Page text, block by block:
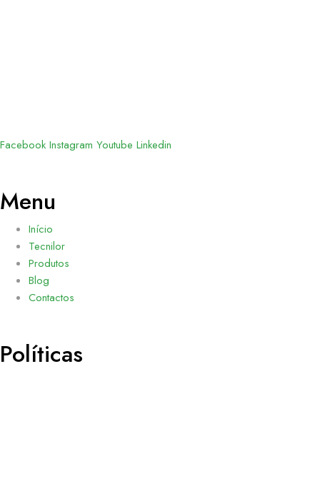
Facebook Instagram Youtube Linkedin
Menu
Início
Tecnilor
Produtos
Blog
Contactos
Políticas